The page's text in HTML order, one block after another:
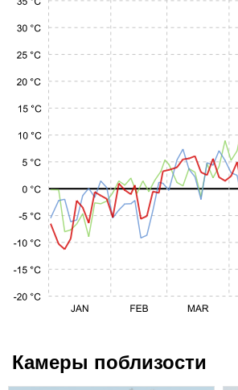
Камеры поблизости